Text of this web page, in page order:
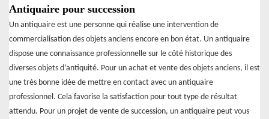
Antiquaire pour succession
Un antiquaire est une personne qui réalise une intervention de
commercialisation des objets anciens encore en bon état. Un antiquaire
dispose une connaissance professionnelle sur le côté historique des
diverses objets d’antiquité. Pour un achat et vente des objets anciens, il est
une très bonne idée de mettre en contact avec un antiquaire
professionnel. Cela favorise la satisfaction pour tout type de résultat
attendu. Pour un projet de vente de succession, un antiquaire peut vous